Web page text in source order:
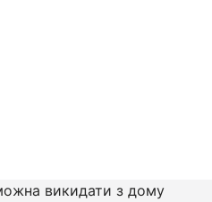
викидати з дому